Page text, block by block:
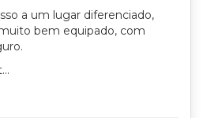
a um lugar diferenciado,
bem equipado, com